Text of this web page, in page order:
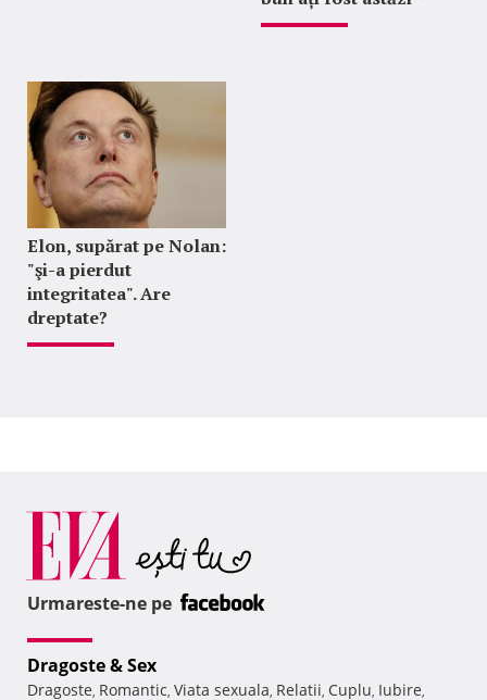
Elon, supărat pe Nolan:
"şi-a pierdut
integritatea". Are
dreptate?
Urmareste-ne pe
Dragoste & Sex
Dragoste, Romantic, Viata sexuala, Relatii, Cuplu, Iubire,